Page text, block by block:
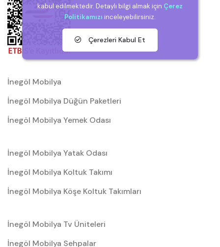
İnegöl Mobilya
İnegöl Mobilya Düğün Paketleri
İnegöl Mobilya Yemek Odası
İnegöl Mobilya Yatak Odası
İnegöl Mobilya Koltuk Takımı
İnegöl Mobilya Köşe Koltuk Takımları
İnegöl Mobilya Tv Üniteleri
İnegöl Mobilya Sehpalar
kabul edilmektedir. Detaylı bilgi almak için Çerez
Politikamızı inceleyebilirsiniz.
Çerezleri Kabul Et